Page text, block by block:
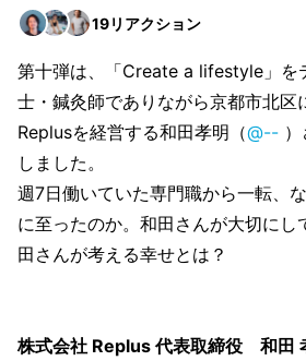
19リアクション
第十弾は、「Create a lifestyle」を
士・鍼灸師でありながら京都市北区
Replusを経営する和田孝明（@--
しました。
週7日働いていた専門職から一転、
に至ったのか。和田さんが大切にし
田さんが考える幸せとは？
株式会社 Replus 代表取締役 和田